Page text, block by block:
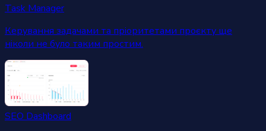
Task Manager
Керування задачами та пріоритетами проєкту ще
ніколи не було таким простим.
SEO Dashboard